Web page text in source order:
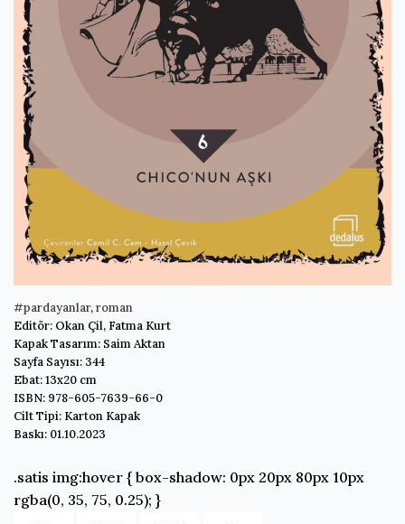
#pardayanlar,roman
Editör: Okan Çil, Fatma Kurt
Kapak Tasarım: Saim Aktan
Sayfa Sayısı: 344
Ebat: 13x20 cm
ISBN: 978-605-7639-66-0
Cilt Tipi: Karton Kapak
Baskı: 01.10.2023
.satis img:hover { box-shadow: 0px 20px 80px 10px
rgba(0, 35, 75, 0.25); }